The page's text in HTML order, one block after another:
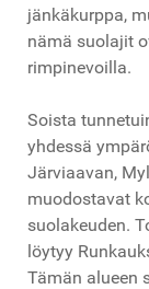
jänkäkurppa,
nämä suolajit
rimpinevoilla.
Soista
yhdessä
Järviaavan,
muodostavat
suolakeuden.
löytyy
Tämän alueen